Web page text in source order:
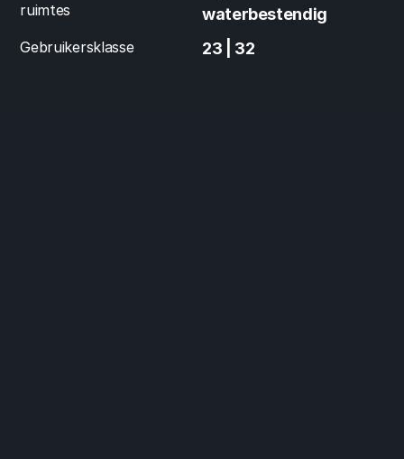
ruimtes
waterbestendig
Gebruikersklasse 23 | 32